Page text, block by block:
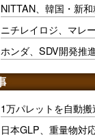
NITTAN、韓国・新
ニチレイロジ、マレ
ホンダ、SDV開発推
1万パレットを自動
日本GLP、重量物対